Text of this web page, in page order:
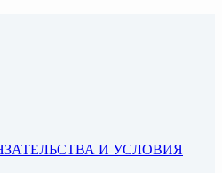
И УСЛОВИЯ